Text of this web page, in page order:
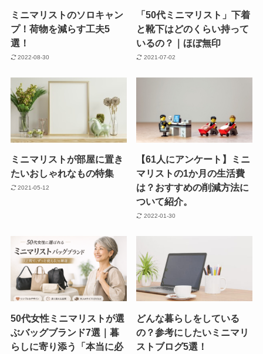
ミニマリストのソロキャン
プ！荷物を減らす工夫5
選！
2022-08-30
「50代ミニマリスト」下着
と靴下はどのくらい持って
いるの？｜ほぼ無印
2021-07-02
ミニマリストが部屋に置き
たいおしゃれなもの特集
2021-05-12
【61人にアンケート】ミニ
マリストの1か月の生活費
は？おすすめの削減方法に
ついて紹介。
2022-01-30
50代女性ミニマリストが選
ぶバッグブランド7選｜暮
らしに寄り添う「本当に必
どんな暮らしをしている
の？参考にしたいミニマリ
ストブログ5選！